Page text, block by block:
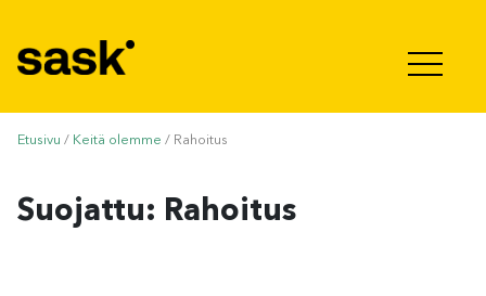
Etusivu / Keitä olemme / Rahoitus
Suojattu: Rahoitus